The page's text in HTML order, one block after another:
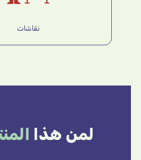
نقاشات
لمن هذا